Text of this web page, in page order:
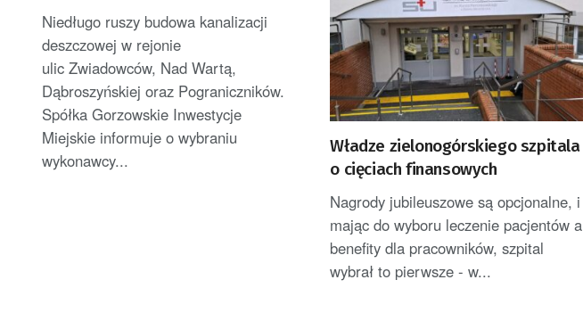
ulicach Gorzowa
Niedługo ruszy budowa kanalizacji
deszczowej w rejonie
ulic Zwiadowców, Nad Wartą,
Dąbroszyńskiej oraz Pograniczników.
Spółka Gorzowskie Inwestycje
Miejskie informuje o wybraniu
wykonawcy...
Władze zielonogórskiego szpitala
o cięciach finansowych
Nagrody jubileuszowe są opcjonalne, i
mając do wyboru leczenie pacjentów a
benefity dla pracowników, szpital
wybrał to pierwsze - w...